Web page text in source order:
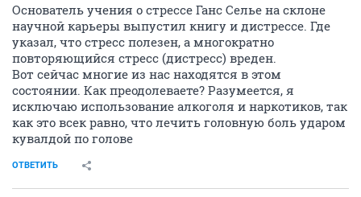
Основатель учения о стрессе Ганс Селье на склоне
научной карьеры выпустил книгу и дистрессе. Где
указал, что стресс полезен, а многократно
повторяющийся стресс (дистресс) вреден.
Вот сейчас многие из нас находятся в этом
состоянии. Как преодолеваете? Разумеется, я
исключаю использование алкоголя и наркотиков, так
как это всек равно, что лечить головную боль ударом
кувалдой по голове
ОТВЕТИТЬ